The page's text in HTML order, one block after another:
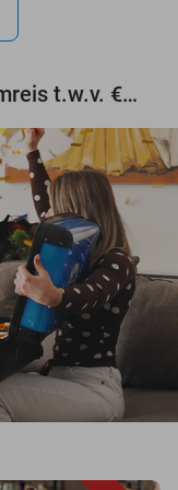
Maak gratis kans op een droomreis t.w.v. €3.000!